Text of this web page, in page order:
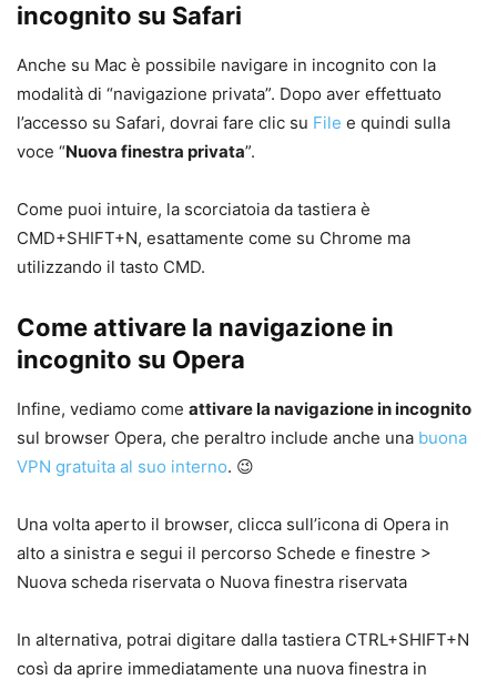
incognito su Safari
Anche su Mac è possibile navigare in incognito con la
modalità di “navigazione privata”. Dopo aver effettuato
l’accesso su Safari, dovrai fare clic su File e quindi sulla
voce “Nuova finestra privata”.
Come puoi intuire, la scorciatoia da tastiera è
CMD+SHIFT+N, esattamente come su Chrome ma
utilizzando il tasto CMD.
Come attivare la navigazione in
incognito su Opera
Infine, vediamo come attivare la navigazione in incognito
sul browser Opera, che peraltro include anche una buona
VPN gratuita al suo interno. 😉
Una volta aperto il browser, clicca sull’icona di Opera in
alto a sinistra e segui il percorso Schede e finestre >
Nuova scheda riservata o Nuova finestra riservata
In alternativa, potrai digitare dalla tastiera CTRL+SHIFT+N
così da aprire immediatamente una nuova finestra in